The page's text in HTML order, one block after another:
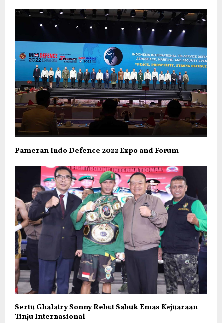
Pameran Indo Defence 2022 Expo and Forum
Sertu Ghalatry Sonny Rebut Sabuk Emas Kejuaraan
Tinju Internasional